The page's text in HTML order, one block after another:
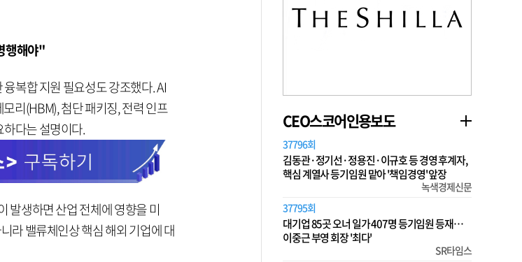
행해야"
복합 지원 필요성도 강조했다. AI
리(HBM), 첨단 패키징, 전력 인프
다는 설명이다.
발생하면 산업 전체에 영향을 미
라 밸류체인상 핵심 해외 기업에 대
CEO스코어인용보도
37796회
김동관·정기선·정용진·이규호 등 경영 후계자,
핵심 계열사 등기임원 맡아 '책임경영' 앞장
녹색경제신문
37795회
대기업 85곳 오너 일가 407명 등기임원 등재…
이중근 부영 회장 '최다'
SR타임스